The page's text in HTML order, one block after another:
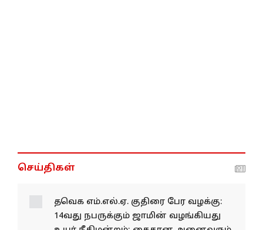
செய்திகள்
தவெக எம்.எல்.ஏ. குதிரை பேர வழக்கு:
14வது நபருக்கும் ஜாமின் வழங்கியது